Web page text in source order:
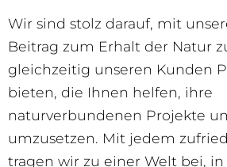
Wir sind stolz darauf, mit
Beitrag zum Erhalt der Natur
gleichzeitig unseren Kunden
bieten, die Ihnen helfen, ihre
naturverbundenen Projekte
umzusetzen. Mit jedem
tragen wir zu einer Welt bei,